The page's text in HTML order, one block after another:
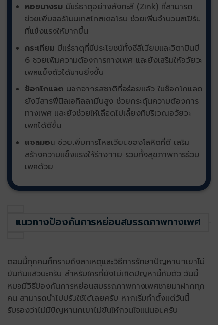
หอยนางรม มีแร่ธาตุอย่างสังกะสี (Zink) ที่สามารถ
ช่วยเพิ่มฮอร์โมนเทสโทสเตอโรน ช่วยเพิ่มจำนวนสเปิร์ม
ที่แข็งแรงให้มากขึ้น
กระเทียม มีแร่ธาตุที่มีประโยชน์ทั้งซีลีเนียมและวิตามินบี
6 ช่วยเพิ่มความต้องการทางเพศ และยังเสริมให้อวัยวะ
เพศแข็งตัวได้นานยิ่งขึ้น
ช็อกโกแลต นอกจากรสชาติที่อร่อยแล้ว ในช็อกโกแลต
ยังมีสารฟีนิลเอทิลลามีนสูง ช่วยกระตุ้นความต้องการ
ทางเพศ และยังช่วยให้เลือดไปเลี้ยงที่บริเวณอวัยวะ
เพศได้ดีขึ้น
แซลมอน ช่วยเพิ่มการไหลเวียนของโลหิตที่ดี เสริม
สร้างความแข็งแรงให้ร่างกาย รวมทั้งสุขภาพการร่วม
เพศด้วย
แนวทางป้องกันการหย่อนสมรรถภาพทางเพศ
ตอนนี้ทุกคนก็ทราบถึงสาเหตุและวิธีการรักษาปัญหานกเขาไม่
ขันกันแล้วนะครับ สำหรับใครที่ยังไม่เกิดปัญหานี้กับตัว วันนี้
หมอมีวิธีป้องกันการหย่อนสมรรถภาพทางเพศชายมาฝากทุก
คน สามารถนำไปปรับใช้ได้เลยครับ หากเริ่มทำตั้งแต่วันนี้
รับรองว่าไม่มีปัญหานกเขาไม่ขันให้กวนใจแน่นอนครับ